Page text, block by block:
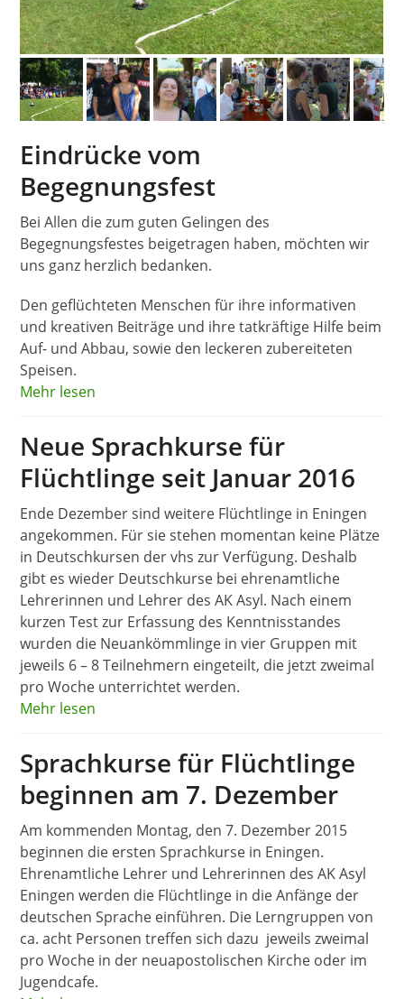
Eindrücke vom
Begegnungsfest
Bei Allen die zum guten Gelingen des
Begegnungsfestes beigetragen haben, möchten wir
uns ganz herzlich bedanken.
Den geflüchteten Menschen für ihre informativen
und kreativen Beiträge und ihre tatkräftige Hilfe beim
Auf- und Abbau, sowie den leckeren zubereiteten
Speisen.
Mehr lesen
Neue Sprachkurse für
Flüchtlinge seit Januar 2016
Ende Dezember sind weitere Flüchtlinge in Eningen
angekommen. Für sie stehen momentan keine Plätze
in Deutschkursen der vhs zur Verfügung. Deshalb
gibt es wieder Deutschkurse bei ehrenamtliche
Lehrerinnen und Lehrer des AK Asyl. Nach einem
kurzen Test zur Erfassung des Kenntnisstandes
wurden die Neuankömmlinge in vier Gruppen mit
jeweils 6 – 8 Teilnehmern eingeteilt, die jetzt zweimal
pro Woche unterrichtet werden.
Mehr lesen
Sprachkurse für Flüchtlinge
beginnen am 7. Dezember
Am kommenden Montag, den 7. Dezember 2015
beginnen die ersten Sprachkurse in Eningen.
Ehrenamtliche Lehrer und Lehrerinnen des AK Asyl
Eningen werden die Flüchtlinge in die Anfänge der
deutschen Sprache einführen. Die Lerngruppen von
ca. acht Personen treffen sich dazu jeweils zweimal
pro Woche in der neuapostolischen Kirche oder im
Jugendcafe.